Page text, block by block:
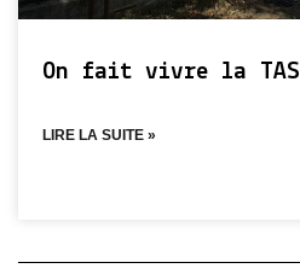
On fait vivre la
LIRE LA SUITE »